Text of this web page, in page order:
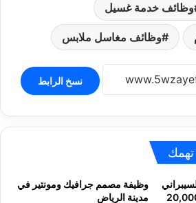
وظائف خدمة غسيل
وظائف مغاسل ملابس
نسخ الرابط
براتب يتجاوز 20,000
وظيفة مصمم جرافيك ومونتير في
مدينة الرياض